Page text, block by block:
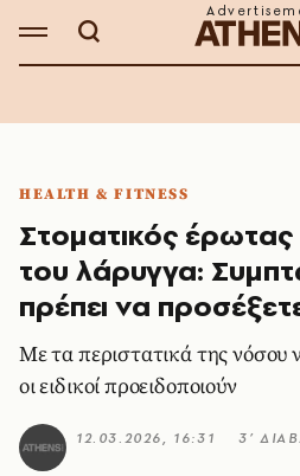
HEALTH & FITNESS
Στοματικός έρωτας
του λάρυγγα:
πρέπει να
Με τα περιστατικά της νόσου
οι ειδικοί προειδοποιούν
12.03.2026, 16:31 3’